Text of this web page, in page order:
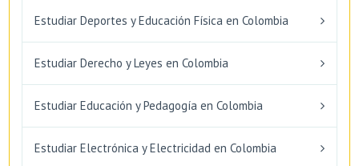
Estudiar Deportes y Educación Física en Colombia
Estudiar Derecho y Leyes en Colombia
Estudiar Educación y Pedagogía en Colombia
Estudiar Electrónica y Electricidad en Colombia